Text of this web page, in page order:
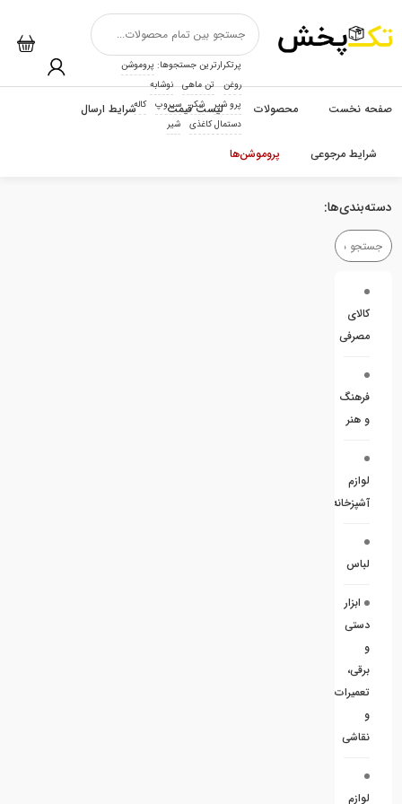
پرتکرارترین جستجوها: پروموشن
روغن
تن ماهی
نوشابه
پرو شیر
شکر سیروپ
کاله
دستمال کاغذی
شیر
صفحه نخست محصولات لیست قیمت شرایط ارسال
شرایط مرجوعی پروموشن‌ها
دسته‌بندی‌ها:
کالای
مصرفی
فرهنگ
و هنر
لوازم
آشپزخانه
لباس
ابزار
دستی
و
برقی،
تعمیرات
و
نقاشی
لوازم